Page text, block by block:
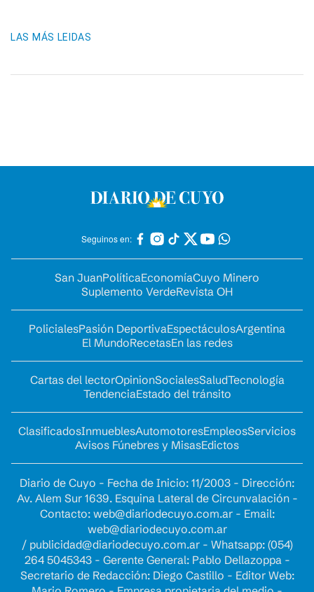
LAS MÁS LEIDAS
Seguinos en:
San JuanPolíticaEconomíaCuyo Minero
Suplemento VerdeRevista OH
PolicialesPasión DeportivaEspectáculosArgentina
El MundoRecetasEn las redes
Cartas del lectorOpinionSocialesSaludTecnología
TendenciaEstado del tránsito
ClasificadosInmueblesAutomotoresEmpleosServicios
Avisos Fúnebres y MisasEdictos
Diario de Cuyo - Fecha de Inicio: 11/2003 - Dirección:
Av. Alem Sur 1639. Esquina Lateral de Circunvalación -
Contacto: web@diariodecuyo.com.ar- Email:
web@diariodecuyo.com.ar
/ publicidad@diariodecuyo.com.ar- Whatsapp: (054)
264 5045343 - Gerente General: Pablo Dellazoppa -
Secretario de Redacción: Diego Castillo - Editor Web: